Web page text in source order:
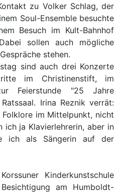
zu Volker Schlag, der
Soul-Ensemble besuchte
Besuch im Kult-Bahnhof
sollen auch mögliche
stehen.
sind auch drei Konzerte
im Christinenstift, im
Feierstunde "25 Jahre
Irina Reznik verrät:
im Mittelpunkt, nicht
ich ja Klavierlehrerin, aber in
ich als Sängerin auf der
Kinderkunstschule
am Humboldt-